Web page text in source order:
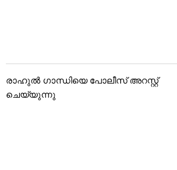
രാഹുൽ ഗാന്ധിയെ പോലീസ് അറസ്റ്റ്
ചെയ്യുന്നു